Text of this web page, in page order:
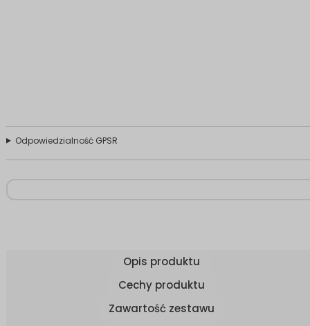
Odpowiedzialność GPSR
Opis produktu
Cechy produktu
Zawartość zestawu